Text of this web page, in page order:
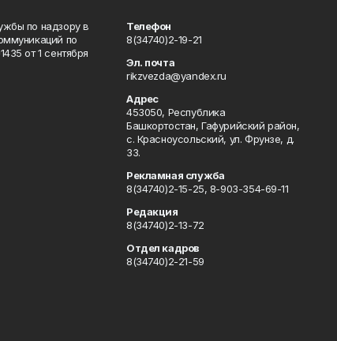
по надзору в
по
от 1 сентября
Телефон
8(34740)2-19-21
Эл. почта
rikzvezda@yandex.ru
Адрес
453050, Республика
Башкортостан, Гафурийский район,
с. Красноусольский, ул. Фрунзе, д.
33.
Рекламная служба
8(34740)2-15-25, 8-903-354-69-11
Редакция
8(34740)2-13-72
Отдел кадров
8(34740)2-21-59